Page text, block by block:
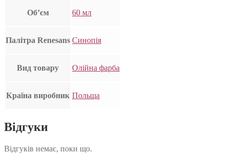
Об’єм 60 мл
Палітра Renesans Синопія
Вид товару Олійна фарба
Країна виробник Польща
Відгуки
Відгуків немає, поки що.